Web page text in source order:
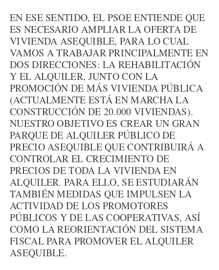
EN ESE SENTIDO, EL PSOE ENTIENDE QUE
ES NECESARIO AMPLIAR LA OFERTA DE
VIVIENDA ASEQUIBLE, PARA LO CUAL
VAMOS A TRABAJAR PRINCIPALMENTE EN
DOS DIRECCIONES: LA REHABILITACIÓN
Y EL ALQUILER, JUNTO CON LA
PROMOCIÓN DE MÁS VIVIENDA PÚBLICA
(ACTUALMENTE ESTÁ EN MARCHA LA
CONSTRUCCIÓN DE 20.000 VIVIENDAS).
NUESTRO OBJETIVO ES CREAR UN GRAN
PARQUE DE ALQUILER PÚBLICO DE
PRECIO ASEQUIBLE QUE CONTRIBUIRÁ A
CONTROLAR EL CRECIMIENTO DE
PRECIOS DE TODA LA VIVIENDA EN
ALQUILER. PARA ELLO, SE ESTUDIARÁN
TAMBIÉN MEDIDAS QUE IMPULSEN LA
ACTIVIDAD DE LOS PROMOTORES
PÚBLICOS Y DE LAS COOPERATIVAS, ASÍ
COMO LA REORIENTACIÓN DEL SISTEMA
FISCAL PARA PROMOVER EL ALQUILER
ASEQUIBLE.